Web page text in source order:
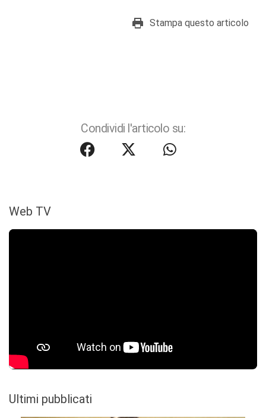
Stampa questo articolo
Condividi l'articolo su:
Web TV
Ultimi pubblicati